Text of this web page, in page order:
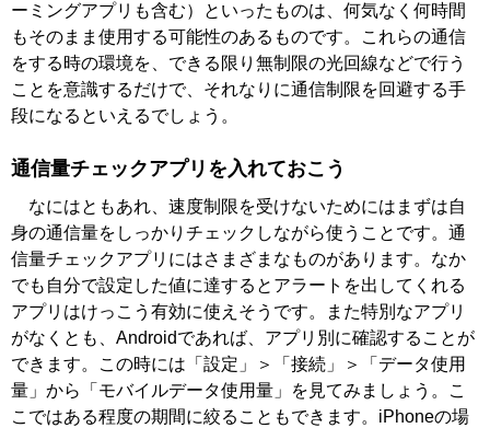
ーミングアプリも含む）といったものは、何気なく何時間
もそのまま使用する可能性のあるものです。これらの通信
をする時の環境を、できる限り無制限の光回線などで行う
ことを意識するだけで、それなりに通信制限を回避する手
段になるといえるでしょう。
通信量チェックアプリを入れておこう
なにはともあれ、速度制限を受けないためにはまずは自
身の通信量をしっかりチェックしながら使うことです。通
信量チェックアプリにはさまざまなものがあります。なか
でも自分で設定した値に達するとアラートを出してくれる
アプリはけっこう有効に使えそうです。また特別なアプリ
がなくとも、Androidであれば、アプリ別に確認することが
できます。この時には「設定」＞「接続」＞「データ使用
量」から「モバイルデータ使用量」を見てみましょう。こ
こではある程度の期間に絞ることもできます。iPhoneの場